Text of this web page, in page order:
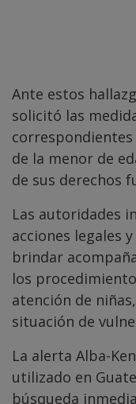
Ante estos
solicitó las
de la menor de
de sus derechos
Las autoridades
acciones legales
brindar
los
atención de
situación de
La alerta Alba-
utilizado en
búsqueda